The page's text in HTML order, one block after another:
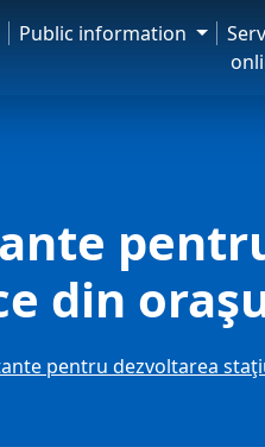
Public information
din
pentru dezvoltarea